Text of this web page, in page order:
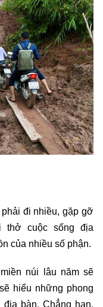
đi nhiều, gặp gỡ
thở cuộc sống địa
của nhiều số phận.
núi lâu năm sẽ
hiểu những phong
bàn. Chẳng hạn,